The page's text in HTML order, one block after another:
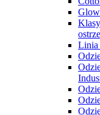
Linia